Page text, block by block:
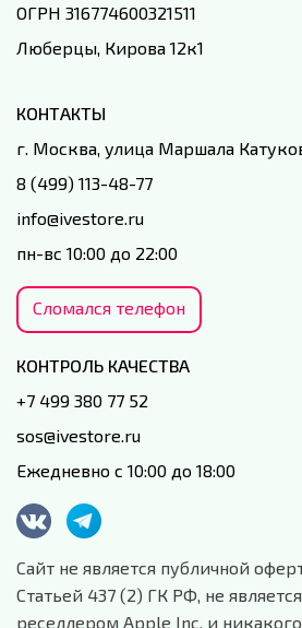
ОГРН 316774600321511
Люберцы, Кирова 12к1
КОНТАКТЫ
г. Москва, улица Маршала
8 (499) 113-48-77
info@ivestore.ru
пн-вс 10:00 до 22:00
Сломался телефон
КОНТРОЛЬ КАЧЕСТВА
+7 499 380 77 52
sos@ivestore.ru
Ежедневно с 10:00 до 18:00
Сайт не является публичной
Статьей 437 (2) ГК РФ, не
реселлером Apple Inc. и